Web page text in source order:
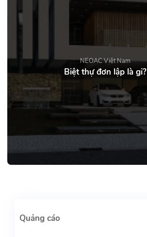
NEOAC Việt Nam
Biệt thự đơn lập là gi?